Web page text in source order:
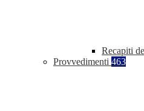
Recapiti
Provvedimenti 463